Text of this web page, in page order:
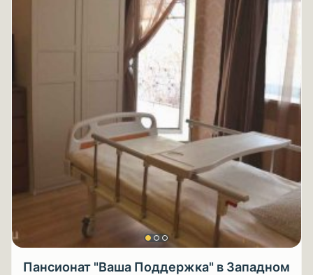
Пансионат "Ваша Поддержка" в Западном